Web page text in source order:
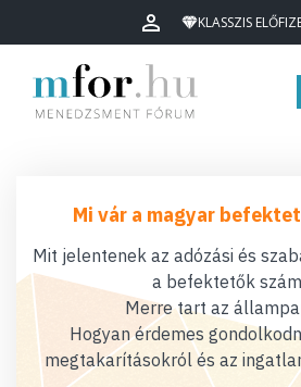
KLASSZIS
Mi vár a magyar
Mit jelentenek az adózási és
a befektetők
Merre tart az
Hogyan érdemes
megtakarításokról és az